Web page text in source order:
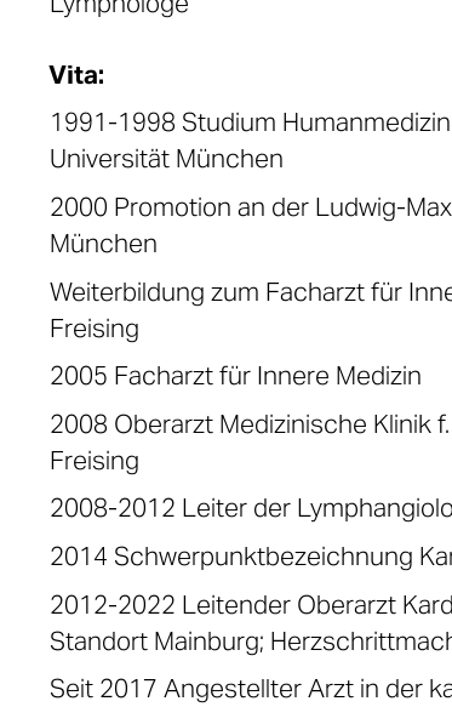
Vita:
1991-1998 Studium
Universität München
2000 Promotion an der Ludwig-
München
Weiterbildung zum Facharzt für
Freising
2005 Facharzt für Innere Medizin
2008 Oberarzt Medizinische Klinik
Freising
2008-2012 Leiter der
2014 Schwerpunktbezeichnung
2012-2022 Leitender Oberarzt
Standort Mainburg;
Seit 2017 Angestellter Arzt in der